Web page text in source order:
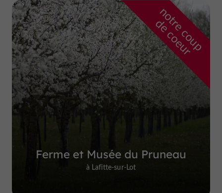
n
o
t
r
e
c
o
u
p
d
e
c
o
e
u
r
Ferme et Musée du Pruneau
à Lafitte-sur-Lot